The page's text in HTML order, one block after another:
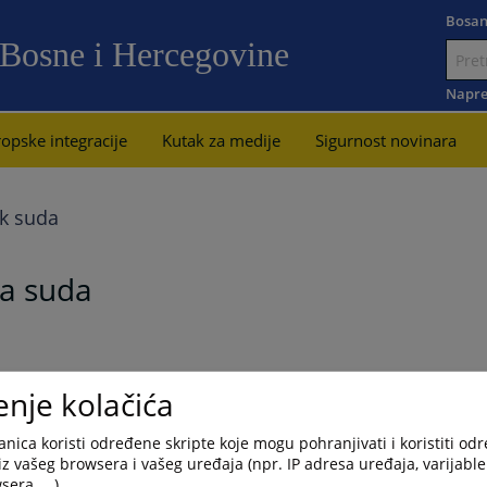
i Hercegovine
sadržaj
integracije Kutak za medije Sigurnost novinara
suda
suda
usluga suda, te doprinesemo razvoju
dobrodošlicu na zvaničnu web stranicu Okružnog
kolačića
koristi određene skripte koje mogu pohranjivati i koristiti
vašeg browsera i vašeg uređaja (npr. IP adresa uređaja,